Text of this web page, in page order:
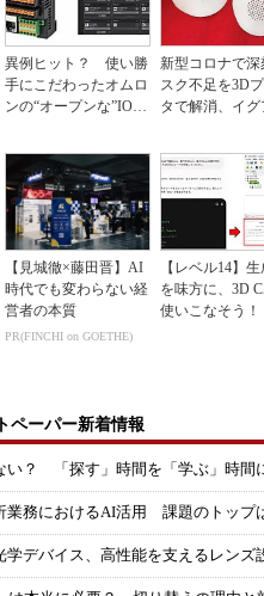
異例ヒット？ 使い勝
手にこだわったオムロ
ンの“オープンな”IO-L
新型コロナで深
スク不足を3D
タで解消、イグ
【見城徹×藤田晋】AI
時代でも変わらない経
営者の本質
PR(FINCHI on GOETHE)
【レベル14】
を味方に、3D
使いこなそう！
ペーパー新着情報
い？ 「探す」時間を「学ぶ」時間
業務におけるAI活用 課題のトップ
学デバイス、高性能を支えるレンズ